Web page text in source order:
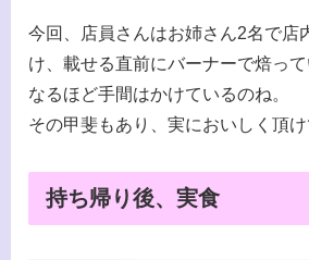
今回、店員さんはお姉さん2名で店
け、載せる直前にバーナーで焙って
なるほど手間はかけているのね。
その甲斐もあり、実においしく頂け
持ち帰り後、実食